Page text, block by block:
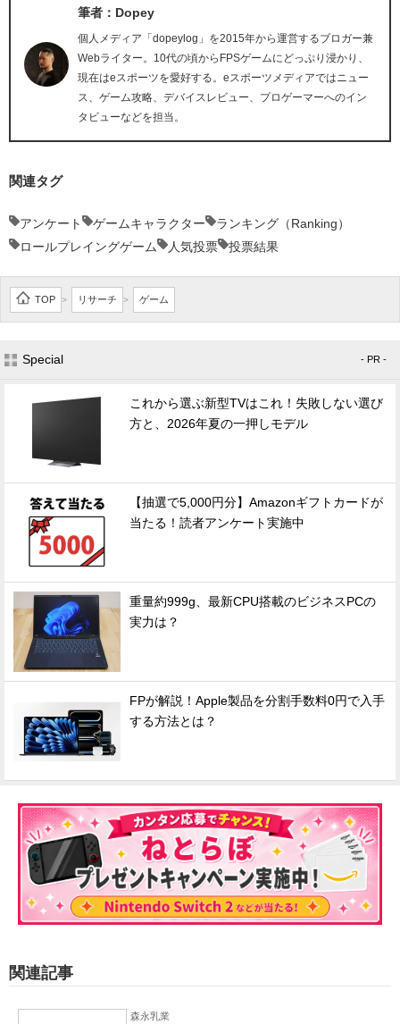
筆者：Dopey
個人メディア「dopeylog」を2015年から運営するブロガー兼
Webライター。10代の頃からFPSゲームにどっぷり浸かり、
現在はeスポーツを愛好する。eスポーツメディアではニュー
ス、ゲーム攻略、デバイスレビュー、プロゲーマーへのイン
タビューなどを担当。
関連タグ
アンケート ゲームキャラクター
ランキング（Ranking）
ロールプレイングゲーム
人気投票 投票結果
TOP > リサーチ > ゲーム
Special - PR -
これから選ぶ新型TVはこれ！失敗しない選び
方と、2026年夏の一押しモデル
【抽選で5,000円分】Amazonギフトカードが
当たる！読者アンケート実施中
重量約999g、最新CPU搭載のビジネスPCの
実力は？
FPが解説！Apple製品を分割手数料0円で入手
する方法とは？
関連記事
森永乳業